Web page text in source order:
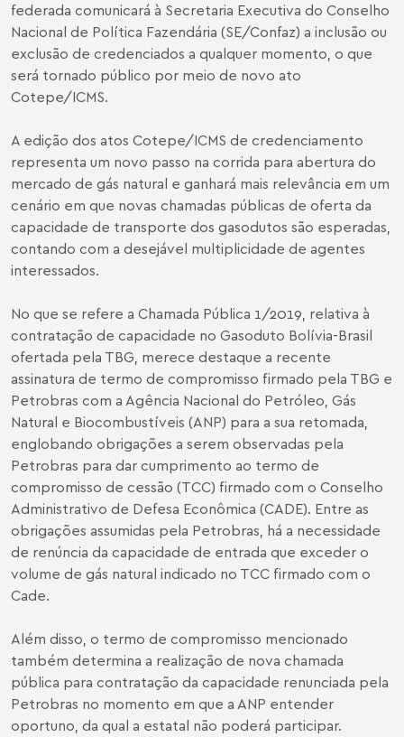
federada comunicará à Secretaria Executiva do Conselho
Nacional de Política Fazendária (SE/Confaz) a inclusão ou
exclusão de credenciados a qualquer momento, o que
será tornado público por meio de novo ato
Cotepe/ICMS.
A edição dos atos Cotepe/ICMS de credenciamento
representa um novo passo na corrida para abertura do
mercado de gás natural e ganhará mais relevância em um
cenário em que novas chamadas públicas de oferta da
capacidade de transporte dos gasodutos são esperadas,
contando com a desejável multiplicidade de agentes
interessados.
No que se refere a Chamada Pública 1/2019, relativa à
contratação de capacidade no Gasoduto Bolívia-Brasil
ofertada pela TBG, merece destaque a recente
assinatura de termo de compromisso firmado pela TBG e
Petrobras com a Agência Nacional do Petróleo, Gás
Natural e Biocombustíveis (ANP) para a sua retomada,
englobando obrigações a serem observadas pela
Petrobras para dar cumprimento ao termo de
compromisso de cessão (TCC) firmado com o Conselho
Administrativo de Defesa Econômica (CADE). Entre as
obrigações assumidas pela Petrobras, há a necessidade
de renúncia da capacidade de entrada que exceder o
volume de gás natural indicado no TCC firmado com o
Cade.
Além disso, o termo de compromisso mencionado
também determina a realização de nova chamada
pública para contratação da capacidade renunciada pela
Petrobras no momento em que a ANP entender
oportuno, da qual a estatal não poderá participar.